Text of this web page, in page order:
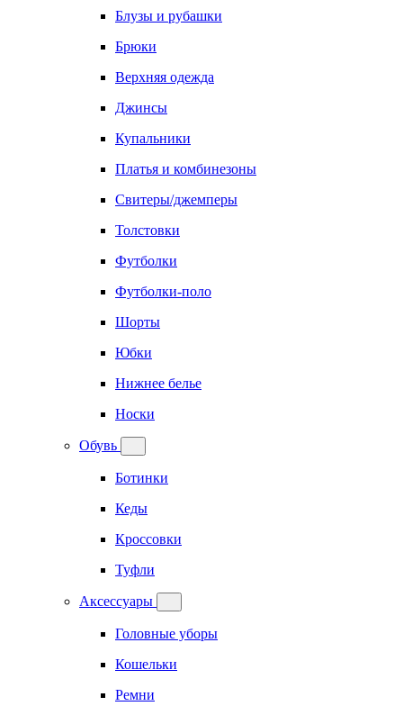
Блузы и рубашки
Брюки
Верхняя одежда
Джинсы
Купальники
Платья и комбинезоны
Свитеры/джемперы
Толстовки
Футболки
Футболки-поло
Шорты
Юбки
Нижнее белье
Носки
Обувь
Ботинки
Кеды
Кроссовки
Туфли
Аксессуары
Головные уборы
Кошельки
Ремни